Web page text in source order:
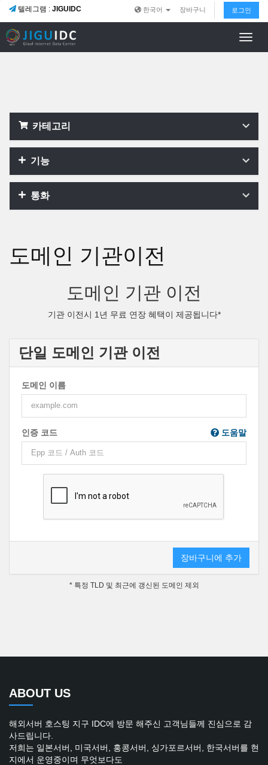
텔레그램 : JIGUIDC 한국어 장바구니 로그인
카테고리
기능
통화
도메인 기관이전
도메인 기관 이전
기관 이전시 1년 무료 연장 혜택이 제공됩니다*
단일 도메인 기관 이전
도메인 이름
인증 코드 도움말
장바구니에 추가
* 특정 TLD 및 최근에 갱신된 도메인 제외
ABOUT US
해외서버 호스팅 지구 IDC에 방문 해주신 고객님들께 진심으로 감
사드립니다.
저희는 일본서버, 미국서버, 홍콩서버, 싱가포르서버, 한국서버를 현
지에서 운영중이며 무엇보다도